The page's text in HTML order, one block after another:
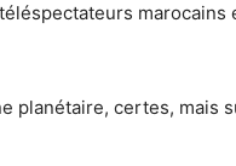
planétaire, certes,